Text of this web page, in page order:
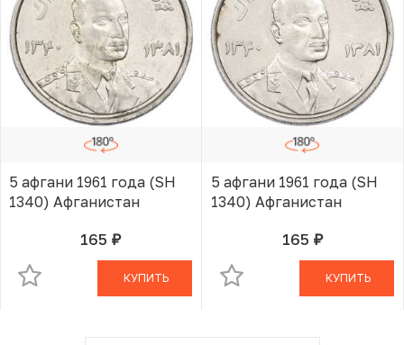
5 афгани 1961 года (SH
1340) Афганистан
165 руб.В КОРЗИНЕ
КУПИТЬ
5 афгани 1961 года (SH
1340) Афганистан
165 руб.В КОРЗИНЕ
КУПИТЬ